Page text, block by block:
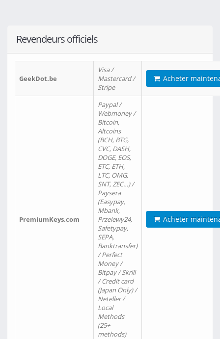
Revendeurs officiels
GeekDot.be
Visa /
Mastercard /
Stripe
Acheter
PremiumKeys.com
Paypal /
Webmoney /
Bitcoin,
Altcoins
(BCH, BTG,
CVC, DASH,
DOGE, EOS,
ETC, ETH,
LTC, OMG,
SNT, ZEC…) /
Paysera
(Easypay,
Mbank,
Przelewy24,
Safetypay,
SEPA,
Banktransfer)
/ Perfect
Money /
Bitpay / Skrill
/ Credit card
(Japan Only) /
Neteller /
Local
Methods
(25+
methods)
Acheter